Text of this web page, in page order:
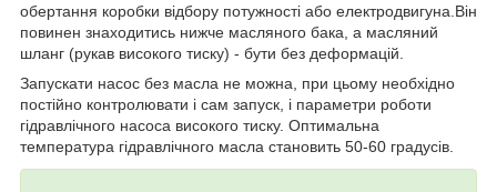
обертання коробки відбору потужності або електродвигуна.Він
повинен знаходитись нижче масляного бака, а масляний
шланг (рукав високого тиску) - бути без деформацій.
Запускати насос без масла не можна, при цьому необхідно
постійно контролювати і сам запуск, і параметри роботи
гідравлічного насоса високого тиску. Оптимальна
температура гідравлічного масла становить 50-60 градусів.